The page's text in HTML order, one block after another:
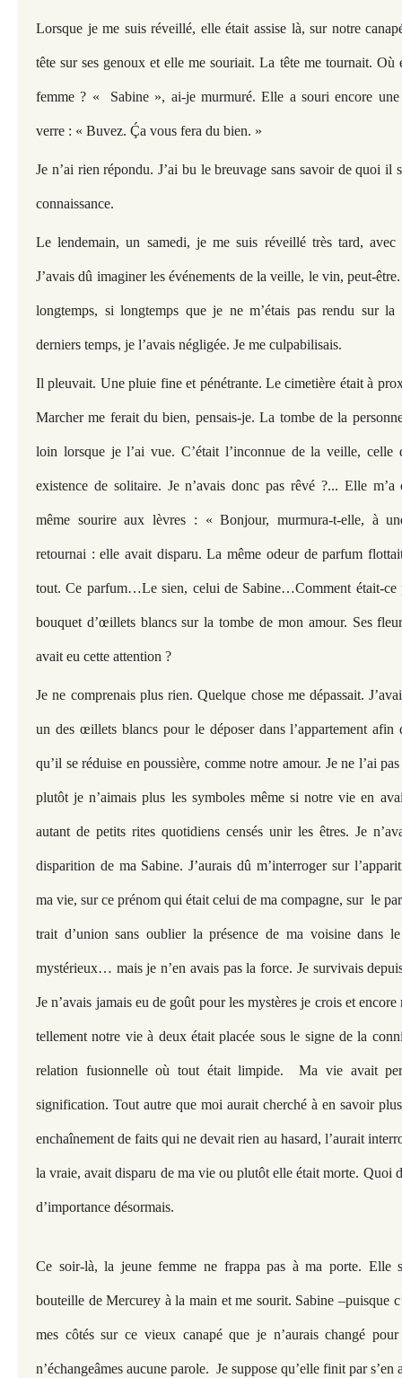
Lorsque je me suis réveillé, elle était assise là, sur notre
tête sur ses genoux et elle me souriait. La tête me tournait. Où
femme ? « Sabine », ai-je murmuré. Elle a souri encore
verre : « Buvez. Ḉa vous fera du bien. »
Je n’ai rien répondu. J’ai bu le breuvage sans savoir de quoi il
connaissance.
Le lendemain, un samedi, je me suis réveillé très tard, avec
J’avais dû imaginer les événements de la veille, le vin, peut-
longtemps, si longtemps que je ne m’étais pas rendu sur la
derniers temps, je l’avais négligée. Je me culpabilisais.
Il pleuvait. Une pluie fine et pénétrante. Le cimetière était à
Marcher me ferait du bien, pensais-je. La tombe de la
loin lorsque je l’ai vue. C’était l’inconnue de la veille, celle
existence de solitaire. Je n’avais donc pas rêvé ?... Elle
même sourire aux lèvres : « Bonjour, murmura-t-elle, à
retournai : elle avait disparu. La même odeur de parfum
tout. Ce parfum…Le sien, celui de Sabine…Comment était-ce
bouquet d’œillets blancs sur la tombe de mon amour. Ses
avait eu cette attention ?
Je ne comprenais plus rien. Quelque chose me dépassait.
un des œillets blancs pour le déposer dans l’appartement afin
qu’il se réduise en poussière, comme notre amour. Je ne l’ai
plutôt je n’aimais plus les symboles même si notre vie en
autant de petits rites quotidiens censés unir les êtres. Je
disparition de ma Sabine. J’aurais dû m’interroger sur
ma vie, sur ce prénom qui était celui de ma compagne, sur le
trait d’union sans oublier la présence de ma voisine dans
mystérieux… mais je n’en avais pas la force. Je survivais
Je n’avais jamais eu de goût pour les mystères je crois et
tellement notre vie à deux était placée sous le signe de la
relation fusionnelle où tout était limpide. Ma vie avait
signification. Tout autre que moi aurait cherché à en savoir
enchaînement de faits qui ne devait rien au hasard, l’aurait
la vraie, avait disparu de ma vie ou plutôt elle était morte. Quoi
d’importance désormais.
Ce soir-là, la jeune femme ne frappa pas à ma porte. Elle
bouteille de Mercurey à la main et me sourit. Sabine –puisque
mes côtés sur ce vieux canapé que je n’aurais changé
n’échangeâmes aucune parole. Je suppose qu’elle finit par s’en